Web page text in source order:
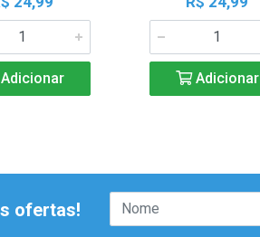
Adicionar
ofertas!